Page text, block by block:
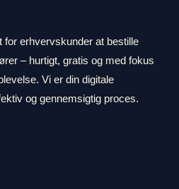
erhvervskunder at bestille
– hurtigt, gratis og med fokus
Vi er din digitale
og gennemsigtig proces.